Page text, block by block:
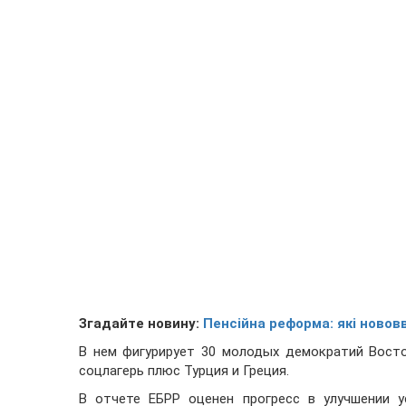
Згадайте новину: Пенсійна реформа: які
В нем фигурирует 30 молодых демократий
соцлагерь плюс Турция и Греция.
В отчете ЕБРР оценен прогресс в улучшении